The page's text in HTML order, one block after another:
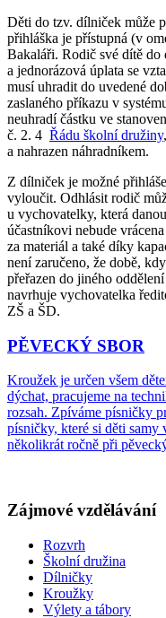
Děti do tzv. dílniček může
přihláška je přístupná (v
Bakaláři. Rodič své dítě
a jednorázová úplata se
musí uhradit do uvedené
zaslaného příkazu v
neuhradí částku ve
č. 2. 4 Řádu školní družiny,
a nahrazen náhradníkem.
Z dílniček je možné
vyloučit. Odhlásit rodič
u vychovatelky, která
účastníkovi nebude
za materiál a také díky
není zaručeno, že době,
přeřazen do jiného
navrhuje vychovatelka
ZŠ a ŠD.
PĚVECKÝ SBOR
Kroužek je určen všem
dýchat, pracujeme na
rozsah. Zpíváme písničky
písničky, které si děti samy
několikrát ročně při
Zájmové vzdělávání
Rozvrh
Školní družina
Dílničky
Kroužky
Výlety a tábory